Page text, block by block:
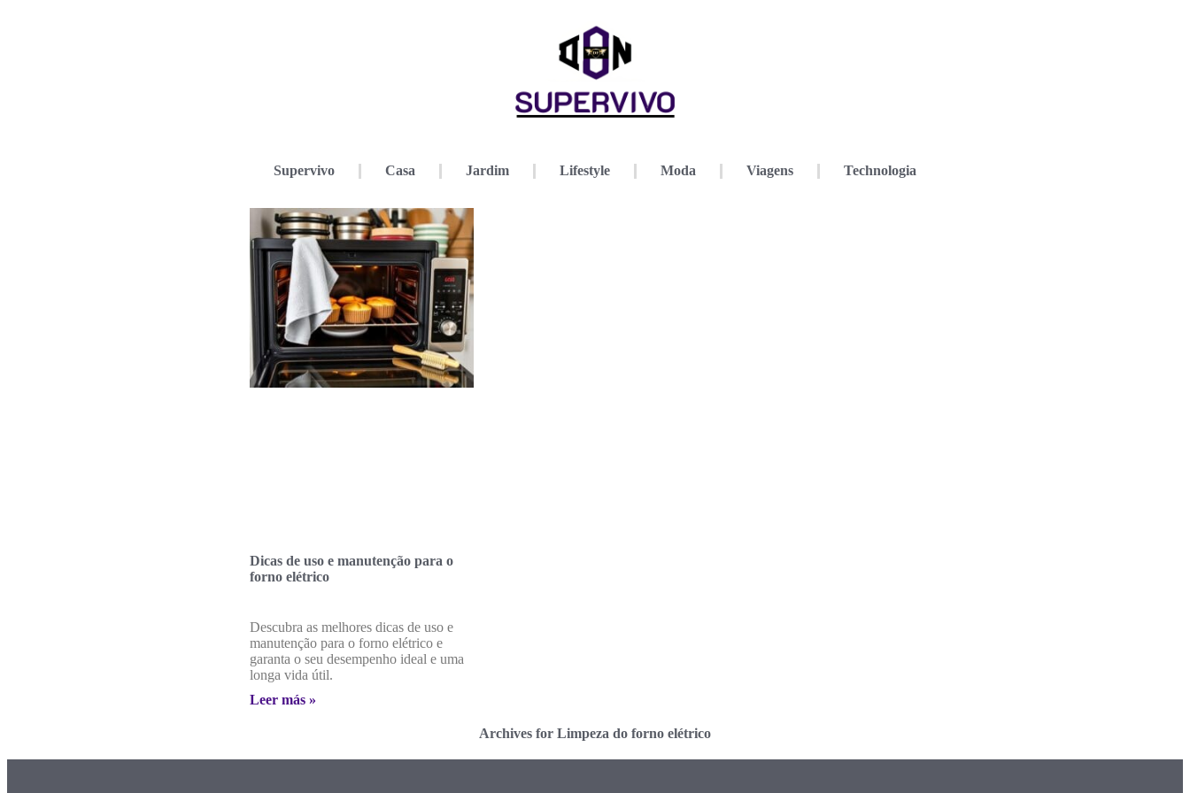
Supervivo Casa Jardim Lifestyle Moda Viagens Technologia
Dicas de uso e manutenção para o
forno elétrico
Descubra as melhores dicas de uso e
manutenção para o forno elétrico e
garanta o seu desempenho ideal e uma
longa vida útil.
Leer más »
Archives for Limpeza do forno elétrico